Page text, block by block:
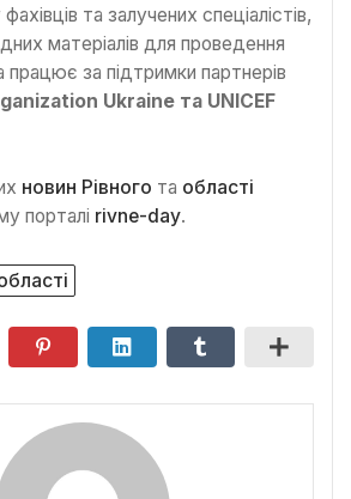
та залучених спеціалістів,
матеріалів для проведення
працює за підтримки партнерів
Ukraine та UNICEF
новин Рівного та області
порталі rivne-day.